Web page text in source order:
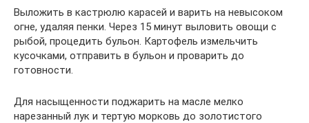
Выложить в кастрюлю карасей и варить на невысоком
огне, удаляя пенки. Через 15 минут выловить овощи с
рыбой, процедить бульон. Картофель измельчить
кусочками, отправить в бульон и проварить до
готовности.
Для насыщенности поджарить на масле мелко
нарезанный лук и тертую морковь до золотистого